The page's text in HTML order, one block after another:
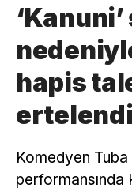
hapis
ertelendi
Komedyen Tuba
performansında